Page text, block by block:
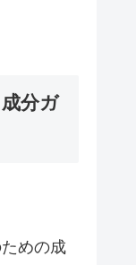
分ガ
めの成